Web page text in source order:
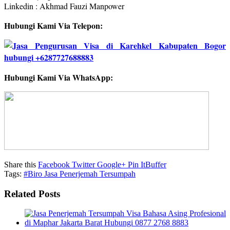
Linkedin : Akhmad Fauzi Manpower
Hubungi Kami Via Telepon:
Hubungi Kami Via WhatsApp:
Share this Facebook TwitterGoogle+ Pin ItBuffer
Tags: #Biro Jasa Penerjemah Tersumpah
Related Posts